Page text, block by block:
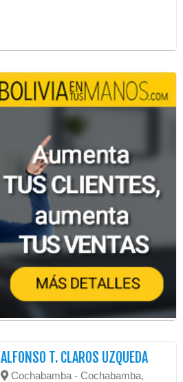
ALFONSO T. CLAROS UZQUEDA
Cochabamba - Cochabamba,